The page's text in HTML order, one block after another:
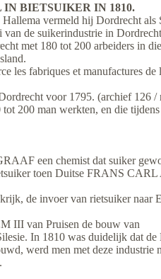
BIETSUIKER IN 1810.
vermeld hij Dordrecht als
van de suikerindustrie in
met 180 tot 200 arbeiders in
les fabriques et manufactures
voor 1795. (archief 126
200 man werkten, en die
een chemist dat suiker
toen Duitse FRANS
de invoer van rietsuiker
III van Pruisen de bouw van
In 1810 was duidelijk dat de
werd men met deze